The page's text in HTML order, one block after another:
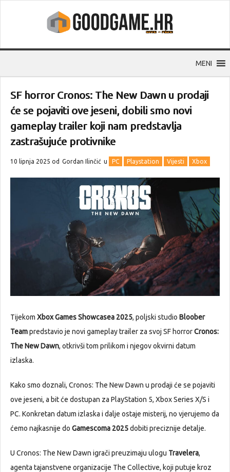
MENI
SF horror Cronos: The New Dawn u prodaji
će se pojaviti ove jeseni, dobili smo novi
gameplay trailer koji nam predstavlja
zastrašujuće protivnike
10 lipnja 2025 od Gordan Ilinčić u PC Playstation Vijesti Xbox
Tijekom Xbox Games Showcasea 2025, poljski studio Bloober
Teampredstavio je novi gameplay trailer za svoj SF horrorCronos:
The New Dawn, otkrivši tom prilikom i njegov okvirni datum
izlaska.
Kako smo doznali, Cronos: The New Dawn u prodaji će se pojaviti
ove jeseni, a bit će dostupan za PlayStation 5, Xbox Series X/S i
PC. Konkretan datum izlaska i dalje ostaje misterij, no vjerujemo da
ćemo najkasnije do Gamescoma 2025dobiti preciznije detalje.
U Cronos: The New Dawn igrači preuzimaju ulogu Travelera,
agenta tajanstvene organizacije The Collective, koji putuje kroz